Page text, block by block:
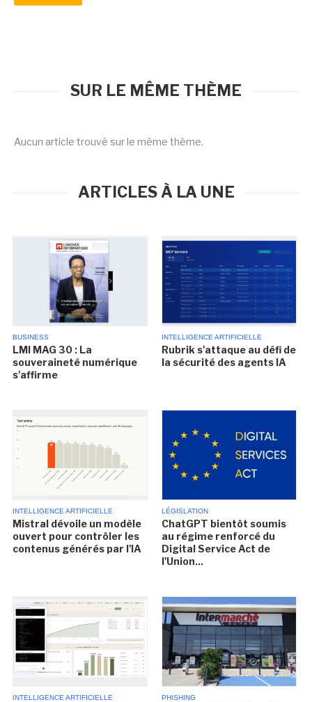
SUR LE MÊME THÈME
Aucun article trouvé sur le même thème.
ARTICLES À LA UNE
BUSINESS
LMI MAG 30 : La
souveraineté numérique
s'affirme
INTELLIGENCE ARTIFICIELLE
Rubrik s'attaque au défi de
la sécurité des agents IA
INTELLIGENCE ARTIFICIELLE
Mistral dévoile un modèle
ouvert pour contrôler les
contenus générés par l'IA
LÉGISLATION
ChatGPT bientôt soumis
au régime renforcé du
Digital Service Act de
l'Union...
INTELLIGENCE ARTIFICIELLE PHISHING